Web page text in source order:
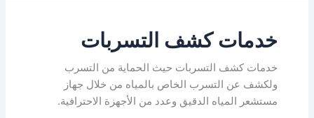
خدمات كشف التسربات
خدمات كشف التسربات حيث الحماية من التسرب
ولكشف عن التسرب الخاص بالمياه من خلال جهاز
مستشعر المياه الدقيق وعدد من الأجهزة الاحترافية.